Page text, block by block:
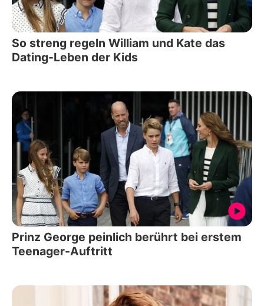
So streng regeln William und Kate das
Dating-Leben der Kids
Prinz George peinlich berührt bei erstem
Teenager-Auftritt